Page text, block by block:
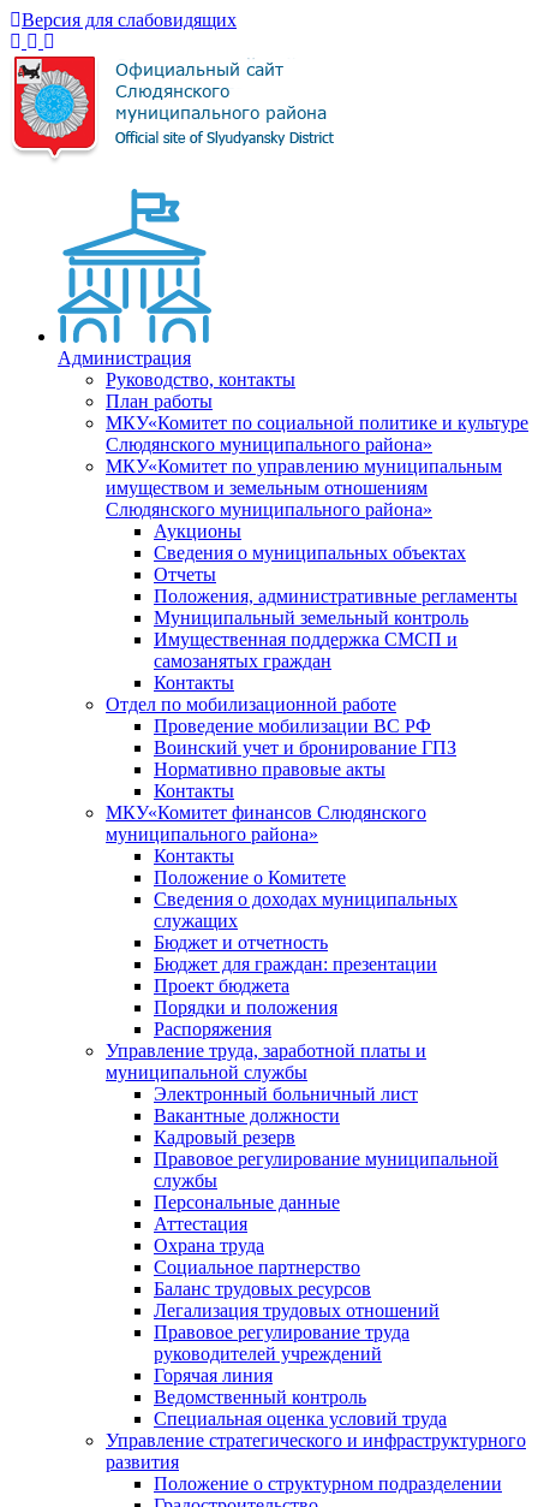
Версия для слабовидящих
Администрация
Руководство, контакты
План работы
МКУ«Комитет по социальной политике и культуре
Слюдянского муниципального района»
МКУ«Комитет по управлению муниципальным
имуществом и земельным отношениям
Слюдянского муниципального района»
Аукционы
Сведения о муниципальных объектах
Отчеты
Положения, административные регламенты
Муниципальный земельный контроль
Имущественная поддержка СМСП и
самозанятых граждан
Контакты
Отдел по мобилизационной работе
Проведение мобилизации ВС РФ
Воинский учет и бронирование ГПЗ
Нормативно правовые акты
Контакты
МКУ«Комитет финансов Слюдянского
муниципального района»
Контакты
Положение о Комитете
Сведения о доходах муниципальных
служащих
Бюджет и отчетность
Бюджет для граждан: презентации
Проект бюджета
Порядки и положения
Распоряжения
Управление труда, заработной платы и
муниципальной службы
Электронный больничный лист
Вакантные должности
Кадровый резерв
Правовое регулирование муниципальной
службы
Персональные данные
Аттестация
Охрана труда
Социальное партнерство
Баланс трудовых ресурсов
Легализация трудовых отношений
Правовое регулирование труда
руководителей учреждений
Горячая линия
Ведомственный контроль
Специальная оценка условий труда
Управление стратегического и инфраструктурного
развития
Положение о структурном подразделении